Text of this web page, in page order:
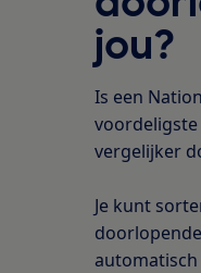
jou?
Is een
voordeligste
vergelijker
Je kunt